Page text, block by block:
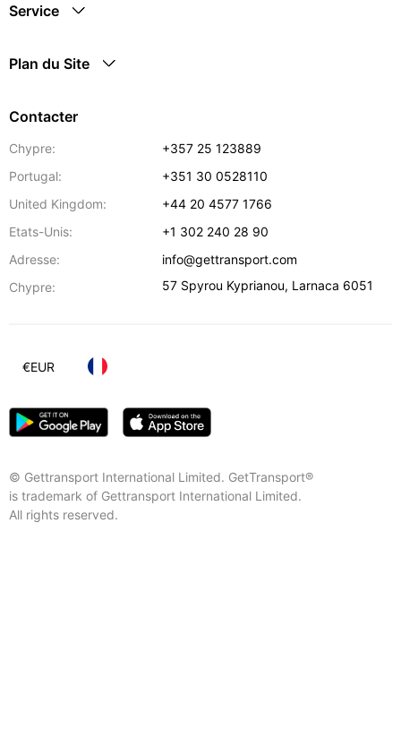
Service
Plan du Site
Contacter
Chypre:
+357 25 123889
Portugal:
+351 30 0528110
United Kingdom:
+44 20 4577 1766
Etats-Unis:
+1 302 240 28 90
Adresse:
info@gettransport.com
Chypre:
57 Spyrou Kyprianou, Larnaca 6051
© Gettransport International Limited. GetTransport®
is trademark of Gettransport International Limited.
All rights reserved.
€EUR